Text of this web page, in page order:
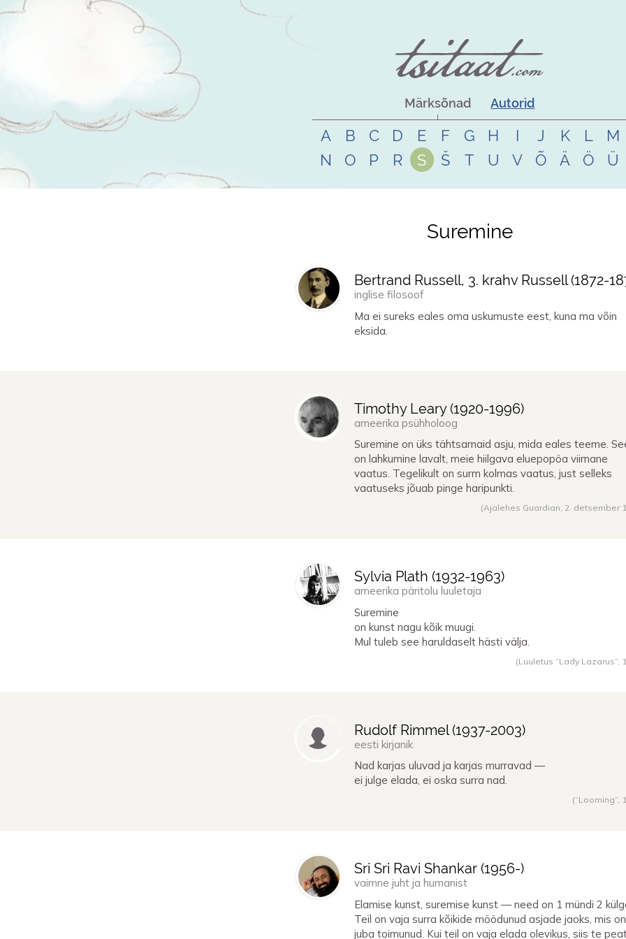
Märksõnad Autorid
A B C D E F G H I J K L
M
N
O P R S Š T U V Õ Ä Ö Ü
Suremine
Bertrand Russell, 3. krahv Russell (1872-
inglise filosoof
Ma ei sureks eales oma uskumuste eest, kuna ma võin
eksida.
Timothy Leary (1920-1996)
ameerika psühholoog
Suremine on üks tähtsamaid asju, mida eales teeme.
on lahkumine lavalt, meie hiilgava eluepopöa viimane
vaatus. Tegelikult on surm kolmas vaatus, just selleks
vaatuseks jõuab pinge haripunkti.
(Ajalehes Guardian, 2. detsember
Sylvia Plath (1932-1963)
ameerika päritolu luuletaja
Suremine
on kunst nagu kõik muugi.
Mul tuleb see haruldaselt hästi välja.
(Luuletus “Lady Lazarus”,
Rudolf Rimmel (1937-2003)
eesti kirjanik
Nad karjas uluvad ja karjas murravad —
ei julge elada, ei oska surra nad.
(“Looming”,
Sri Sri Ravi Shankar (1956-)
vaimne juht ja humanist
Elamise kunst, suremise kunst — need on 1 mündi 2
Teil on vaja surra kõikide möödunud asjade jaoks, mis on
juba toimunud. Kui teil on vaja elada olevikus, siis te